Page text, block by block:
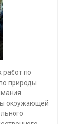
работ по
природы
окружающей